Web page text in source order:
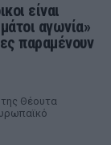
είναι
αγωνία»
παραμένουν
Θέουτα